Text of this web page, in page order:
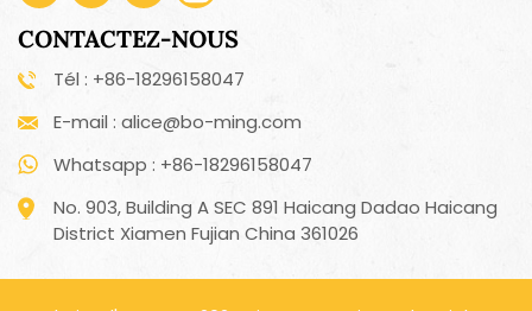
CONTACTEZ-NOUS
Tél : +86-18296158047
E-mail : alice@bo-ming.com
Whatsapp : +86-18296158047
No. 903, Building A SEC 891 Haicang Dadao Haicang
District Xiamen Fujian China 361026